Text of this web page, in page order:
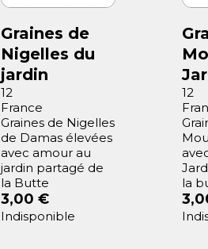
Graines de
Nigelles du
jardin
12
France
Graines de Nigelles
de Damas élevées
avec amour au
jardin partagé de
la Butte
3,00 €
Indisponible
12
la